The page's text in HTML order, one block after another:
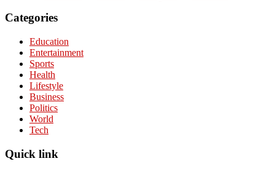
Categories
Education
Entertainment
Sports
Health
Lifestyle
Business
Politics
World
Tech
Quick link